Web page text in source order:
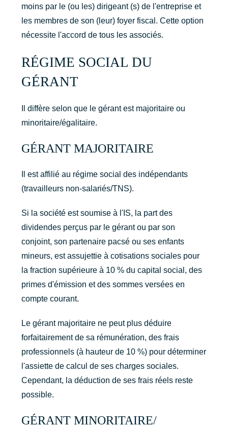
moins par le (ou les) dirigeant (s) de l'entreprise et
les membres de son (leur) foyer fiscal. Cette option
nécessite l'accord de tous les associés.
RÉGIME SOCIAL DU
GÉRANT
Il diffère selon que le gérant est majoritaire ou
minoritaire/égalitaire.
GÉRANT MAJORITAIRE
Il est affilié au régime social des indépendants
(travailleurs non-salariés/TNS).
Si la société est soumise à l'IS, la part des
dividendes perçus par le gérant ou par son
conjoint, son partenaire pacsé ou ses enfants
mineurs, est assujettie à cotisations sociales pour
la fraction supérieure à 10 % du capital social, des
primes d'émission et des sommes versées en
compte courant.
Le gérant majoritaire ne peut plus déduire
forfaitairement de sa rémunération, des frais
professionnels (à hauteur de 10 %) pour déterminer
l'assiette de calcul de ses charges sociales.
Cependant, la déduction de ses frais réels reste
possible.
GÉRANT MINORITAIRE/